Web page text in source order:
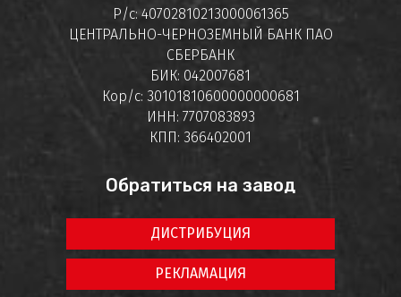
Р/с: 40702810213000061365
ЦЕНТРАЛЬНО-ЧЕРНОЗЕМНЫЙ БАНК ПАО
СБЕРБАНК
БИК: 042007681
Кор/с: 30101810600000000681
ИНН: 7707083893
КПП: 366402001
Обратиться на завод
ДИСТРИБУЦИЯ
РЕКЛАМАЦИЯ